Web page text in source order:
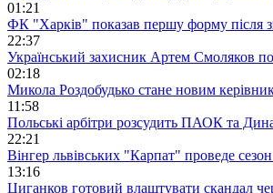
01:21
ФК "Харків" показав першу форму після
22:37
Український захисник Артем Смоляков
02:18
Микола Роздобудько стане новим
11:58
Польські арбітри розсудить ПАОК та
22:21
Вінгер львівських "Карпат" проведе
13:16
Циганков готовий влаштувати скандал